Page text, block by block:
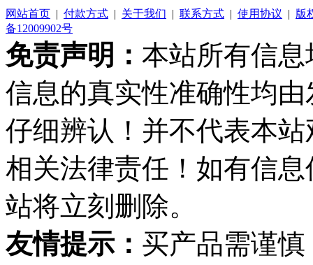
网站首页 | 付款方式 | 关于我们 | 联系方式 | 使用协议 | 版
备12009902号
免责声明： 本站所有信
信息的真实性准确性均
仔细辨认！并不代表本站
相关法律责任！如有信
站将立刻删除。
友情提示： 买产品需谨慎